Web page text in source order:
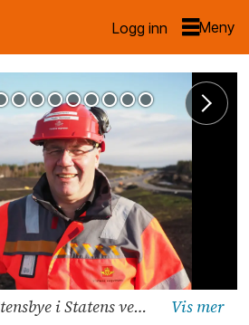
Logg inn
vegvesen. Foto: Jørn Hindklev